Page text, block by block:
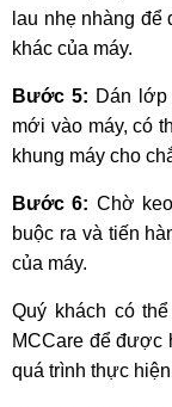
lau nhẹ nhàng
khác của máy.
Bước 5: Dán
mới vào máy, có
khung máy cho
Bước 6: Chờ
buộc ra và tiến
của máy.
Quý khách có
MCCare để được
quá trình thực